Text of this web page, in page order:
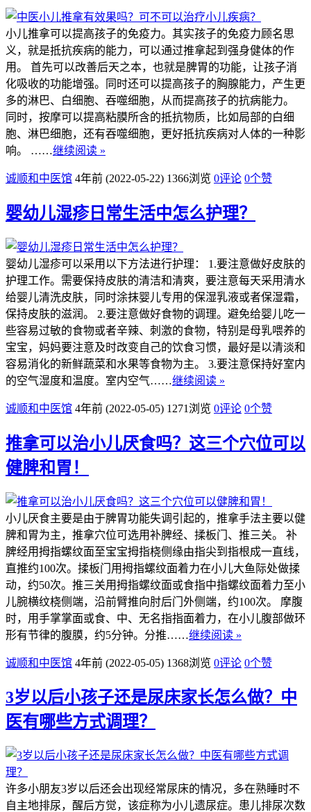
小儿推拿可以提高孩子的免疫力。其实孩子的免疫力顾名思
义，就是抵抗疾病的能力，可以通过推拿起到强身健体的作
用。 首先可以改善后天之本，也就是脾胃的功能，让孩子消
化吸收的功能增强。同时还可以提高孩子的胸腺能力，产生更
多的淋巴、白细胞、吞噬细胞，从而提高孩子的抗病能力。
同时，按摩可以提高粘膜所含的抵抗物质，比如局部的白细
胞、淋巴细胞，还有吞噬细胞，更好抵抗疾病对人体的一种影
响。 ……继续阅读 »
诚顺和中医馆 4年前 (2022-05-22) 1366浏览 0评论 0个赞
婴幼儿湿疹日常生活中怎么护理？
婴幼儿湿疹可以采用以下方法进行护理： 1.要注意做好皮肤的
护理工作。需要保持皮肤的清洁和清爽，要注意每天采用清水
给婴儿清洗皮肤，同时涂抹婴儿专用的保湿乳液或者保湿霜，
保持皮肤的滋润。 2.要注意做好食物的调理。避免给婴儿吃一
些容易过敏的食物或者辛辣、刺激的食物，特别是母乳喂养的
宝宝，妈妈要注意及时改变自己的饮食习惯，最好是以清淡和
容易消化的新鲜蔬菜和水果等食物为主。 3.要注意保持好室内
的空气湿度和温度。室内空气……继续阅读 »
诚顺和中医馆 4年前 (2022-05-05) 1271浏览 0评论 0个赞
推拿可以治小儿厌食吗？这三个穴位可以
健脾和胃！
小儿厌食主要是由于脾胃功能失调引起的，推拿手法主要以健
脾和胃为主，推拿穴位可选用补脾经、揉板门、推三关。 补
脾经用拇指螺纹面至宝宝拇指桡侧缘由指尖到指根成一直线，
直推约100次。揉板门用拇指螺纹面着力在小儿大鱼际处做揉
动，约50次。推三关用拇指螺纹面或食指中指螺纹面着力至小
儿腕横纹桡侧端，沿前臂推向肘后门外侧端，约100次。 摩腹
时，用手掌掌面或食、中、无名指指面着力，在小儿腹部做环
形有节律的腹膜，约5分钟。分推……继续阅读 »
诚顺和中医馆 4年前 (2022-05-05) 1368浏览 0评论 0个赞
3岁以后小孩子还是尿床家长怎么做？中
医有哪些方式调理？
许多小朋友3岁以后还会出现经常尿床的情况，多在熟睡时不
自主地排尿，醒后方觉，该症称为小儿遗尿症。患儿排尿次数